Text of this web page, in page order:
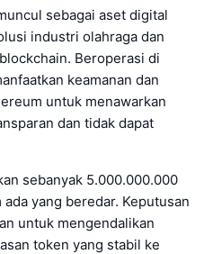
sebagai aset digital
industri olahraga dan
Beroperasi di
keamanan dan
untuk menawarkan
dan tidak dapat
sebanyak 5.000.000.000
yang beredar. Keputusan
untuk mengendalikan
token yang stabil ke